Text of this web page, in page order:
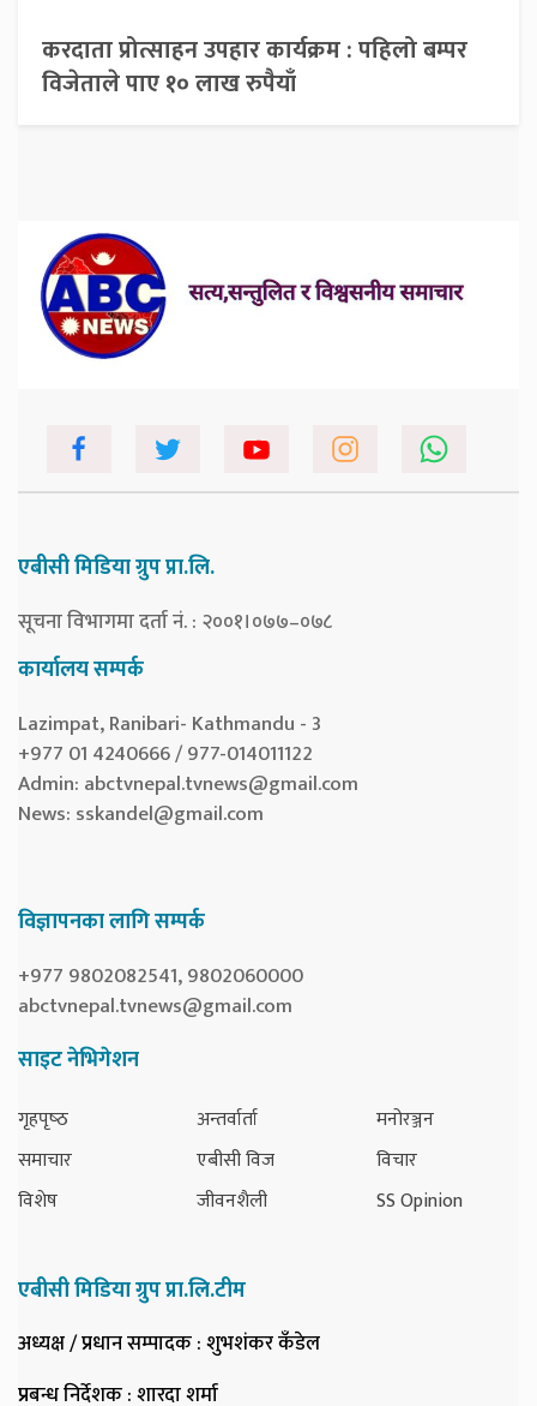
करदाता प्रोत्साहन उपहार कार्यक्रम : पहिलो बम्पर
विजेताले पाए १० लाख रुपैयाँ
एबीसी मिडिया ग्रुप प्रा.लि.
सूचना विभागमा दर्ता नं. : २००१।०७७–०७८
कार्यालय सम्पर्क
Lazimpat, Ranibari- Kathmandu - 3
+977 01 4240666 / 977-014011122
Admin: abctvnepal.tvnews@gmail.com
News: sskandel@gmail.com
विज्ञापनका लागि सम्पर्क
+977 9802082541, 9802060000
abctvnepal.tvnews@gmail.com
साइट नेभिगेशन
गृहपृष्‍ठ
समाचार
विशेष
अन्तर्वार्ता
एबीसी विज
जीवनशैली
मनोरञ्जन
विचार
SS Opinion
एबीसी मिडिया ग्रुप प्रा.लि.टीम
अध्यक्ष / प्रधान सम्पादक: शुभशंकर कँडेल
प्रबन्ध निर्देशक: शारदा शर्मा